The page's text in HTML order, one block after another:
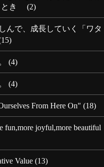
とき
(2)
んで、成長していく「ワタ
(4)
(4)
From Here On" (18)
fun,more joyful,more beautiful
Value (13)